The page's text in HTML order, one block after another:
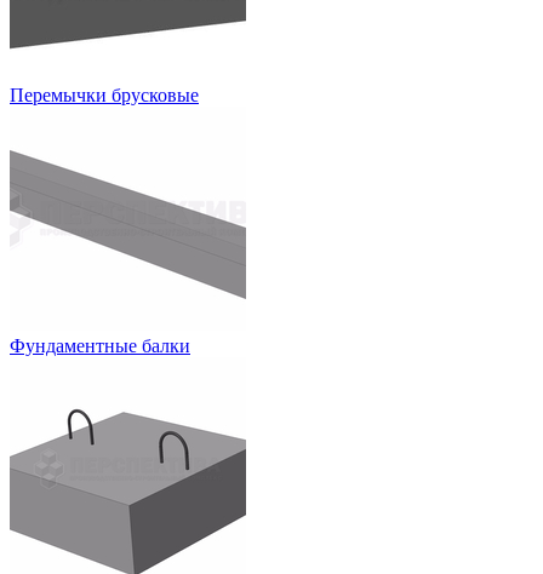
Перемычки брусковые
Фундаментные балки